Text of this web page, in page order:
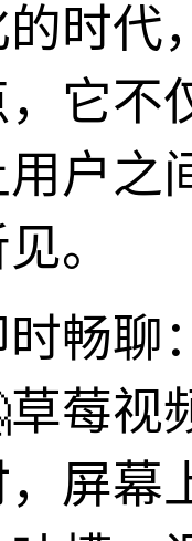
时代
它不
户之
。
畅聊
莓视
屏幕